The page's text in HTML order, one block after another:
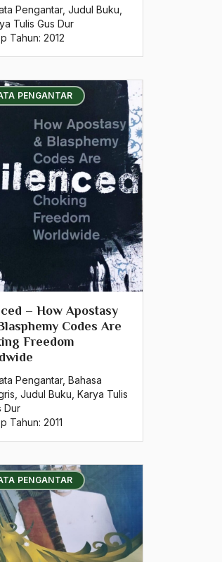
Pengantar, Judul Buku
Tulis Gus Dur
Tahun: 2012
PENGANTAR
– How Apostasy
Codes Are
Freedom
Pengantar, Bahasa
Judul Buku Karya Tulis
Dur
Tahun: 2011
PENGANTAR